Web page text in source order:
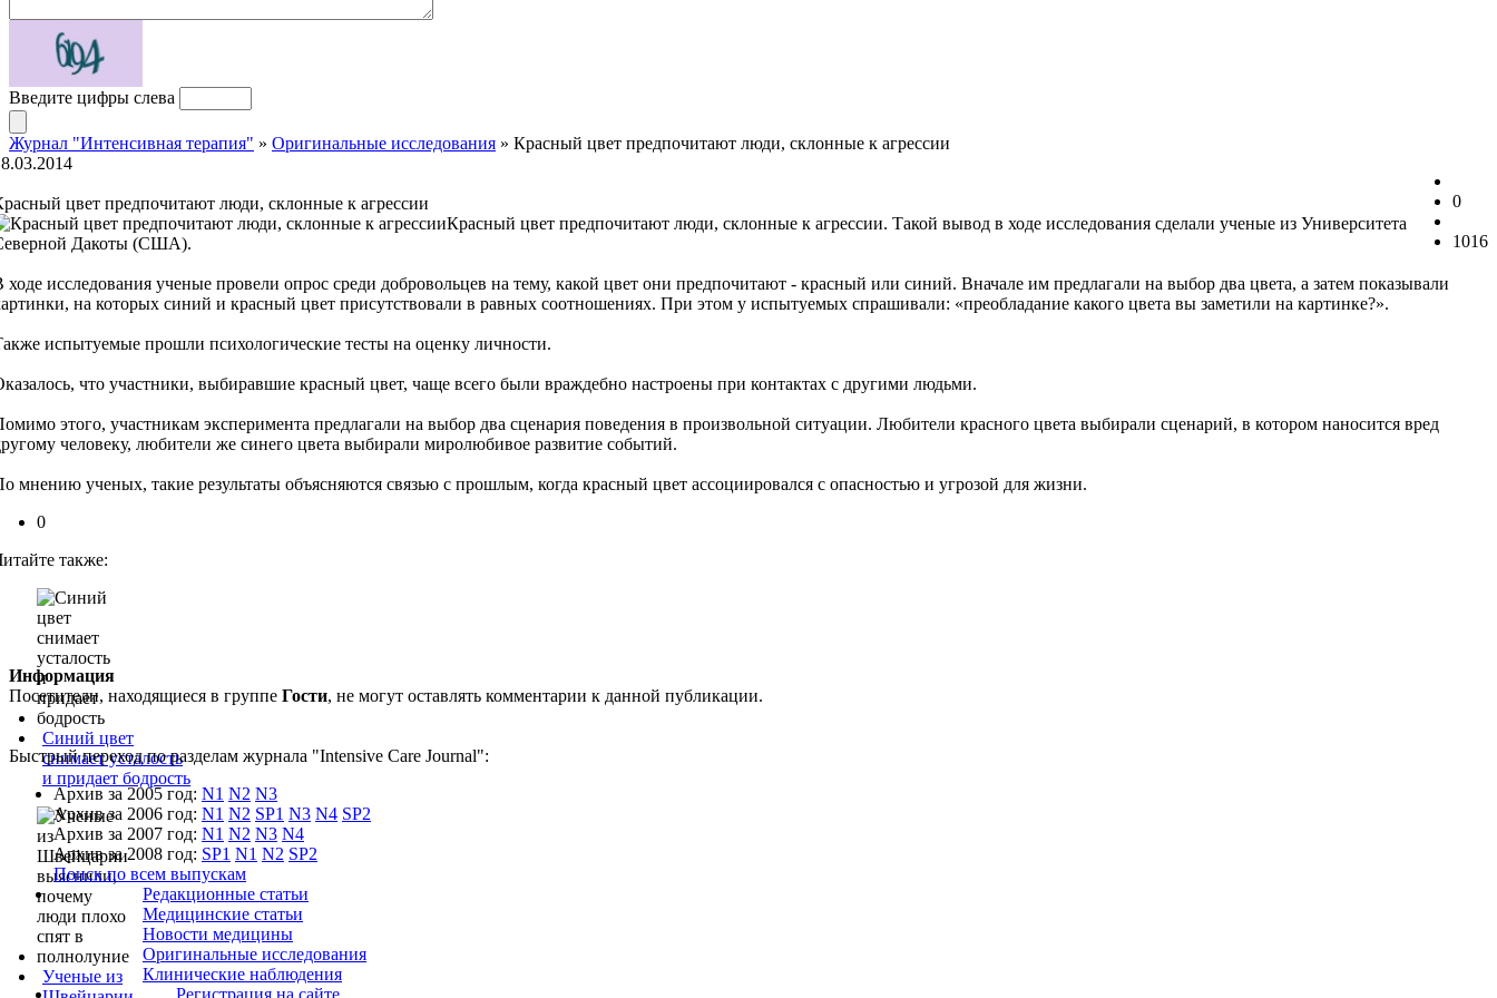
Введите цифры слева
Журнал "Интенсивная терапия" » Оригинальные исследования » Красный цвет предпочитают люди, склонные к агрессии
0
1016
цвет предпочитают люди, склонные к агрессии
Красный цвет предпочитают люди, склонные к агрессии. Такой вывод в ходе исследования сделали ученые из Университета
Дакоты (США).
ходе исследования ученые провели опрос среди добровольцев на тему, какой цвет они предпочитают - красный или синий. Вначале им предлагали на выбор два цвета, а затем показывали
на которых синий и красный цвет присутствовали в равных соотношениях. При этом у испытуемых спрашивали: «преобладание какого цвета вы заметили на картинке?».
испытуемые прошли психологические тесты на оценку личности.
что участники, выбиравшие красный цвет, чаще всего были враждебно настроены при контактах с другими людьми.
этого, участникам эксперимента предлагали на выбор два сценария поведения в произвольной ситуации. Любители красного цвета выбирали сценарий, в котором наносится вред
человеку, любители же синего цвета выбирали миролюбивое развитие событий.
мнению ученых, такие результаты объясняются связью с прошлым, когда красный цвет ассоциировался с опасностью и угрозой для жизни.
0
также:
Синий цвет
снимает усталость
и придает бодрость
Ученые из
Информация
Посетители, находящиеся в группе Гости, не могут оставлять комментарии к данной публикации.
Быстрый переход по разделам журнала "Intensive Care Journal":
Архив за 2005 год: N1 N2 N3
Архив за 2006 год: N1 N2 SP1 N3 N4 SP2
Архив за 2007 год: N1 N2 N3 N4
Архив за 2008 год: SP1 N1 N2 SP2
Поиск по всем выпускам
Редакционные статьи
Медицинские статьи
Новости медицины
Оригинальные исследования
Клинические наблюдения
Регистрация на сайте